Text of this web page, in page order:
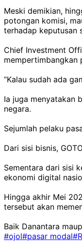
Meski demikian,
potongan komisi,
terhadap keputusan
Chief Investment
mempertimbangkan
“Kalau sudah ada
Ia juga menyatakan
negara.
Sejumlah pelaku
Dari sisi bisnis,
Sementara dari sisi
ekonomi digital
Hingga akhir Mei
tersebut akan
Baik Danantara
#ojol#pasar modal